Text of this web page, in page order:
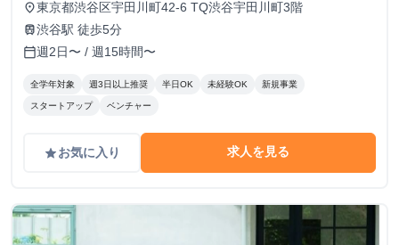
place東京都渋谷区宇田川町42-6 TQ渋谷宇田川町3階
train渋谷駅 徒歩5分
calendar_today週2日〜 / 週15時間〜
全学年対象 週3日以上推奨 半日OK 未経験OK 新規事業
スタートアップ ベンチャー
gradeお気に入り 求人を見る